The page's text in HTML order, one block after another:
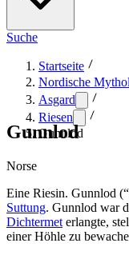
Suche
Startseite
Nordische
Asgard
Riesen
Gunnlod
Gunnlod
Norse
Eine Riesin. Gunnlod
Suttung. Gunnlod war
Dichtermet erlangte,
einer Höhle zu